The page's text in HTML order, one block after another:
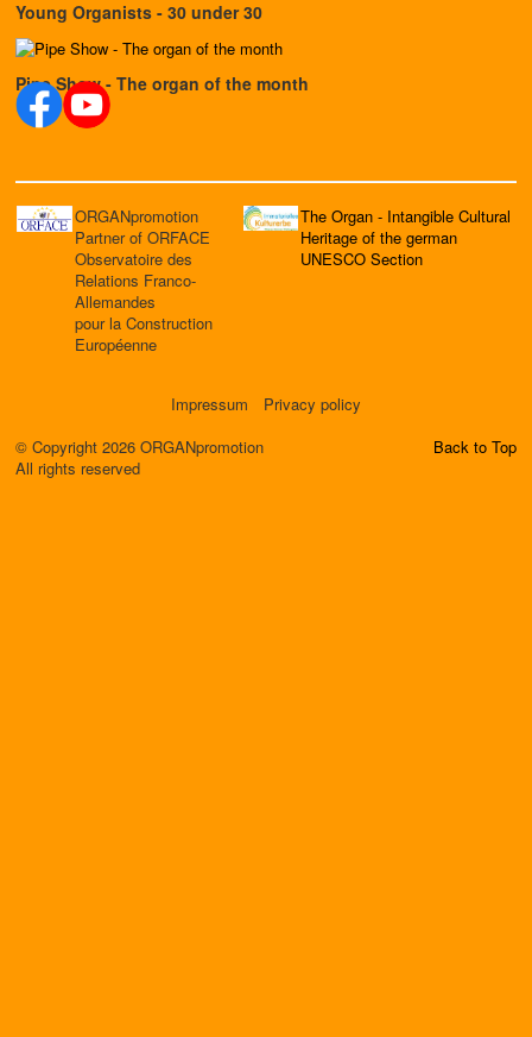
Young Organists - 30 under 30
Pipe Show - The organ of the month
ORGANpromotion
Partner of ORFACE
Observatoire des
Relations Franco-
Allemandes
pour la Construction
Européenne
The Organ - Intangible Cultural
Heritage of the german
UNESCO Section
Impressum
Privacy policy
© Copyright 2026 ORGANpromotion
All rights reserved
Back to Top